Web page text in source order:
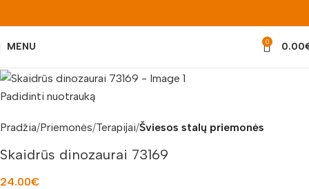
MENU 0 0.00
Padidinti nuotrauką
Pradžia Priemonės Terapijai Šviesos stalų priemonės
Skaidrūs dinozaurai 73169
24.00€